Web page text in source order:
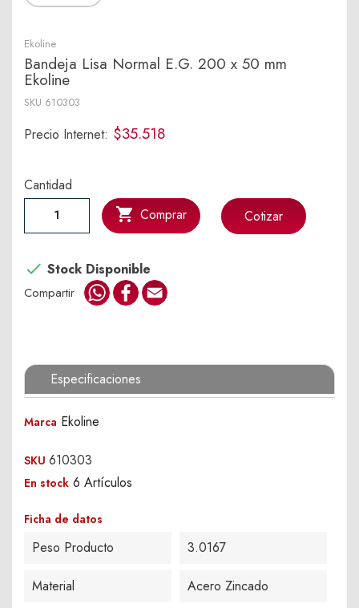
Ekoline
Bandeja Lisa Normal E.G. 200 x 50 mm
Ekoline
SKU 610303
Precio Internet: $35.518
Cantidad
 Comprar
 Stock Disponible
Cotizar
Compartir WhatsApp
Facebook
Especificaciones
Marca Ekoline
SKU 610303
En stock 6 Artículos
Ficha de datos
Peso Producto 3.0167
Material Acero Zincado